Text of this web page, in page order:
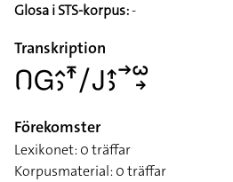
Glosa i STS-korpus:-
Transkription
􌤂􌤦􌤵􌤶􌥵􌥠􌤢􌤴􌤶􌥣􌥱􌥽
Förekomster
Lexikonet: 0 träffar
Korpusmaterial: 0 träffar